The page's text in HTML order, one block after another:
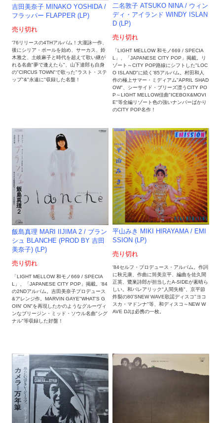
吉田美奈子 MINAKO YOSHIDA /
フラッパー FLAPPER (LP)
売り切れ
'76リリースの4THアルバム！大瀧詠一作、
後にシリア・ポールを始め、サーカス、鈴
木雅之、土岐麻子と時代を超えて歌い継が
れる名曲"夢で逢えたら"、山下達郎も自身
の"CIRCUS TOWN"で歌った"ラスト・ステ
ップ"&"永遠に"収録した名盤！
二名敦子 ATSUKO NINA / ウィン
ディ・アイランド WINDY ISLAN
D (LP)
売り切れ
「LIGHT MELLOW 和モノ669 / SPECIA
L」、「JAPANESE CITY POP」掲載。リ
ゾート～CITY POP路線にシフトした"LOC
O ISLAND"に続く'85アルバム。村田和人
作の極上サマー・ミディアム"APRIL SHAD
OW"、シーサイド・ブリーズ漂うCITY PO
P～LIGHT MELLOW佳曲"ICEBOX&MOVI
E"等全編リゾート色の強いナンバーばかり
のCITY POP名作！
飯島真理 MARI IIJIMA 2 / ブラン
シュ BLANCHE (PROD BY 吉田
美奈子) (LP)
売り切れ
「LIGHT MELLOW 和モノ669 / SPECIA
L」、「JAPANESE CITY POP」掲載。'84
の2NDアルバム。吉田美奈子プロデュース
&アレンジ作。MARVIN GAYE"WHAT'S G
OIN' ON"を再現したかのようなグルーヴィ
ンなブリージン・ミッド・ソウル名曲"シグ
ナル"等収録した好盤！
平山みき MIKI HIRAYAMA / EMI
SSION (LP)
売り切れ
'84セルフ・プロデュース・アルバム。作詞
に秋元康、作曲に筒美京平、編曲を佐久間
正英、鷺巣詩郎が担当したA-SIDEが素晴ら
しい。和バレアリック"人間失格"、京平節
炸裂の80'SNEW WAVE歌謡ディスコ"ヨコ
スカ・マドンナ"等、和ディスコ～NEW W
AVE DJは必携の一枚。